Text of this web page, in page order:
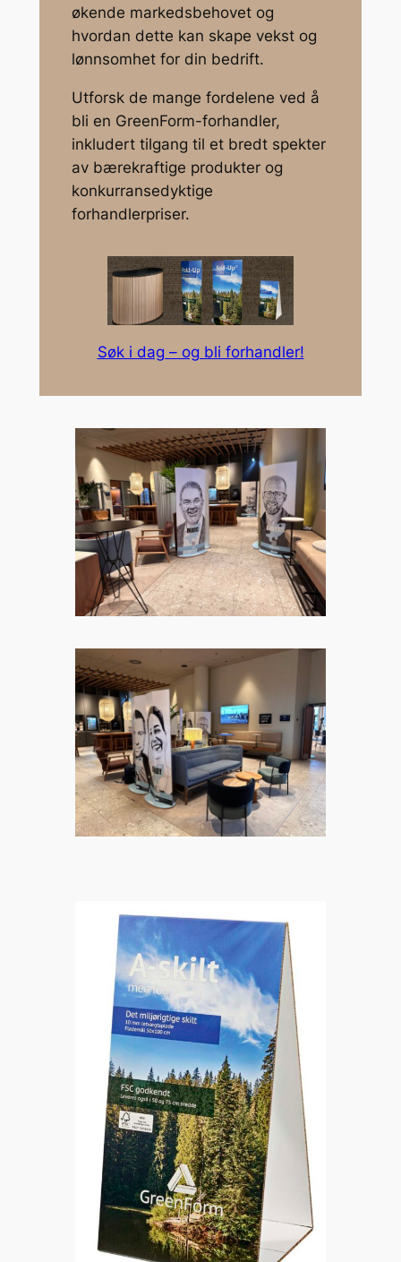
økende markedsbehovet og
hvordan dette kan skape vekst og
lønnsomhet for din bedrift.
Utforsk de mange fordelene ved å
bli en GreenForm-forhandler,
inkludert tilgang til et bredt spekter
av bærekraftige produkter og
konkurransedyktige
forhandlerpriser.
Søk i dag – og bli forhandler!